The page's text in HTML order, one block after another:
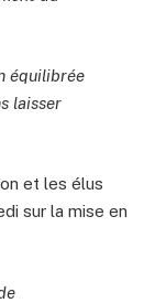
équilibrée
laisser
et les élus
sur la mise en